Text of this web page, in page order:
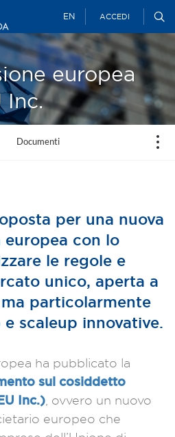
EN ACCEDI
europea
Inc.
Documenti
per una nuova
con lo
le regole e
unico, aperta a
particolarmente
scaleup innovative.
ha pubblicato la
sul cosiddetto
Inc.) , ovvero un nuovo
europeo che